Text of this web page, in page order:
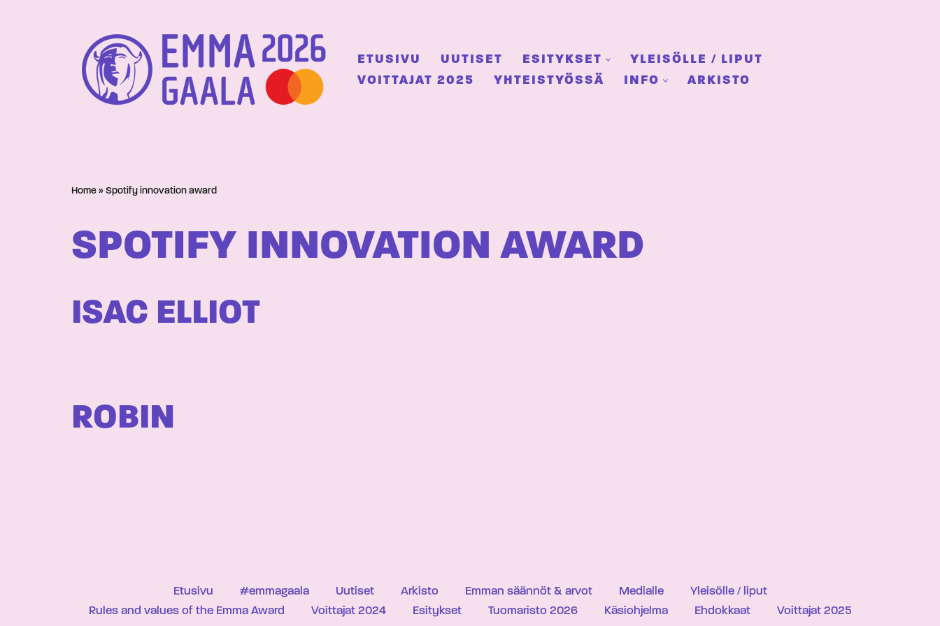
ETUSIVU UUTISET ESITYKSET
YLEISÖLLE / LIPUT
VOITTAJAT 2025
YHTEISTYÖSSÄ INFO ARKISTO
Home » Spotify innovation award
SPOTIFY INNOVATION AWARD
ISAC ELLIOT
ROBIN
Etusivu #emmagaala Uutiset Arkisto Emman säännöt & arvot Medialle
Yleisölle / liput
Rules and values of the Emma Award
Voittajat 2024 Esitykset Tuomaristo 2026 Käsiohjelma Ehdokkaat
Voittajat 2025